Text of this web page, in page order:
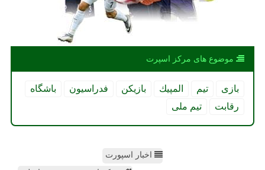
موضوع های مركز اسپرت
بازی تیم المپیك بازیكن فدراسیون
باشگاه
رقابت
تیم ملی
اخبار اسپورت